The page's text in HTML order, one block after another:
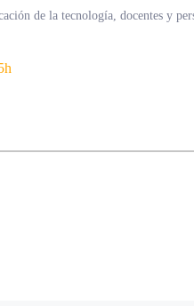
de la tecnología, docentes y